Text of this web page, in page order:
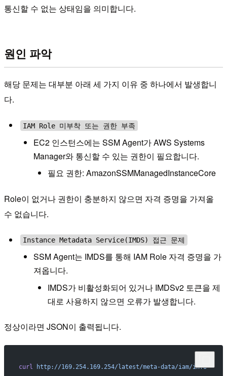
통신할 수 없는 상태임을 의미합니다.
원인 파악
해당 문제는 대부분 아래 세 가지 이유 중 하나에서 발생합니
다.
IAM Role 미부착 또는 권한 부족
EC2 인스턴스에는 SSM Agent가 AWS Systems
Manager와 통신할 수 있는 권한이 필요합니다.
필요 권한: AmazonSSMManagedInstanceCore
Role이 없거나 권한이 충분하지 않으면 자격 증명을 가져올
수 없습니다.
Instance Metadata Service(IMDS) 접근 문제
SSM Agent는 IMDS를 통해 IAM Role 자격 증명을 가
져옵니다.
IMDS가 비활성화되어 있거나 IMDSv2 토큰을 제
대로 사용하지 않으면 오류가 발생합니다.
정상이라면 JSON이 출력됩니다.
curl http://169.254.169.254/latest/meta-data/iam/info